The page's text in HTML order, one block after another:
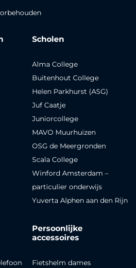
Scholen
Alma College
Buitenhout College
Helen Parkhurst (ASG)
Juf Caatje
Juniorcollege
MAVO Muurhuizen
OSG de Meergronden
Scala College
Winford Amsterdam –
particulier onderwijs
Yuverta Alphen aan den Rijn
Persoonlijke
accessoires
Fietshelm dames